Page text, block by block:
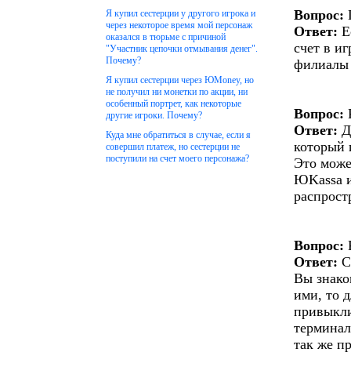
Вопрос:
Ответ:
счет в
филиалы
Вопрос:
Ответ:
который
Это
ЮKassa
Вопрос:
Ответ:
Вы
ими, то
так же
Я купил сестерции у другого игрока и
через некоторое время мой персонаж
оказался в тюрьме с причиной
"Участник цепочки отмывания денег".
Почему?
Я купил сестерции через ЮMoney, но
не получил ни монетки по акции, ни
особенный портрет, как некоторые
другие игроки. Почему?
Куда мне обратиться в случае, если я
совершил платеж, но сестерции не
поступили на счет моего персонажа?